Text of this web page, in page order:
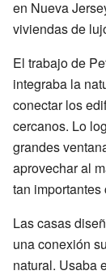
en Nueva
viviendas de
El trabajo de
integraba la
conectar los
cercanos. Lo
grandes
aprovechar al
tan
Las casas
una conexión
natural. Usaba